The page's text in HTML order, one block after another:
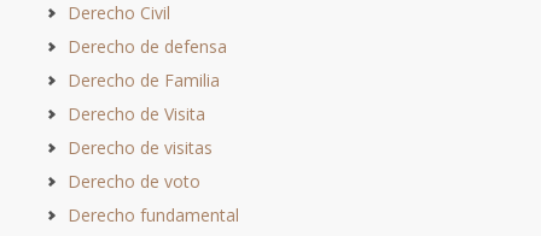
Derecho Civil
Derecho de defensa
Derecho de Familia
Derecho de Visita
Derecho de visitas
Derecho de voto
Derecho fundamental